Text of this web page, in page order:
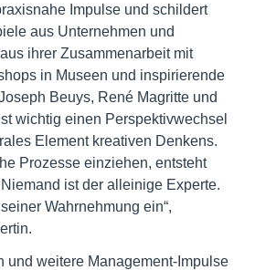
Impulse und schildert
aus Unternehmen und
ihrer Zusammenarbeit mit
in Museen und inspirierende
Beuys, René Magritte und
wichtig einen Perspektivwechsel
Element kreativen Denkens.
Prozesse einziehen, entsteht
ist der alleinige Experte.
Wahrnehmung ein“,
und weitere Management-Impulse